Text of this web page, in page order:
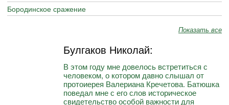
Бородинское сражение
Показать все
Булгаков Николай:
В этом году мне довелось встретиться с
человеком, о котором давно слышал от
протоиерея Валериана Кречетова. Батюшка
поведал мне с его слов историческое
свидетельство особой важности для